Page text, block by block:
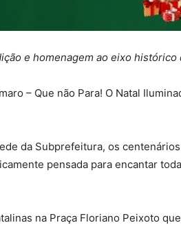
e homenagem ao eixo histórico
– Que não Para! O Natal
da Subprefeitura, os
pensada para encantar
na Praça Floriano Peixoto